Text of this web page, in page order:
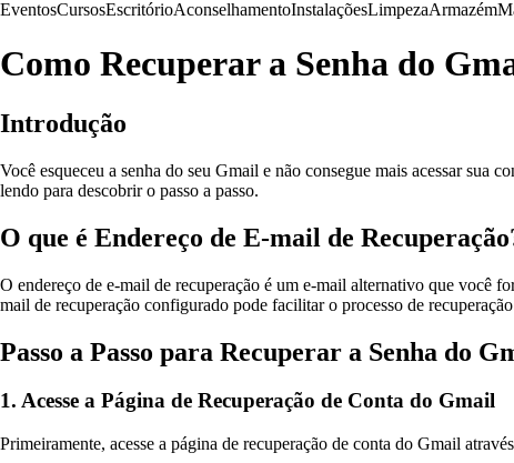
EventosCursosEscritórioAconselhamentoInstalaçõesLimpezaArmazém
Como Recuperar a Senha do
Introdução
Você esqueceu a senha do seu Gmail e não consegue mais acessar
lendo para descobrir o passo a passo.
O que é Endereço de E-mail de
O endereço de e-mail de recuperação é um e-mail alternativo que você
mail de recuperação configurado pode facilitar o processo de
Passo a Passo para Recuperar a Senha do
1. Acesse a Página de Recuperação de Conta do Gmail
Primeiramente, acesse a página de recuperação de conta do Gmail